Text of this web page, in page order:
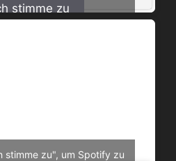
stimme zu
stimme zu", um Spotify zu